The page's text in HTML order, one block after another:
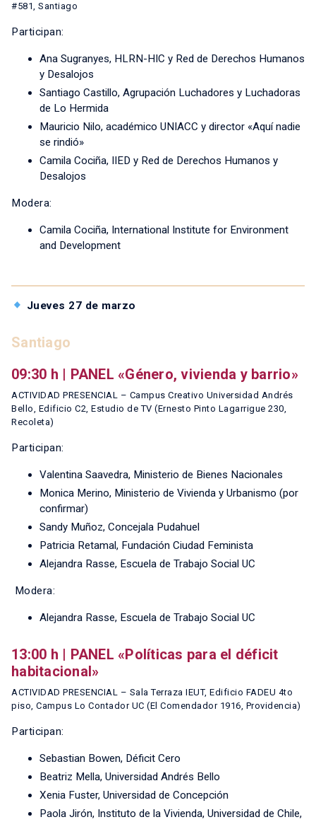
#581, Santiago
Participan:
Ana Sugranyes, HLRN-HIC y Red de Derechos Humanos
y Desalojos
Santiago Castillo, Agrupación Luchadores y Luchadoras
de Lo Hermida
Mauricio Nilo, académico UNIACC y director «Aquí nadie
se rindió»
Camila Cociña, IIED y Red de Derechos Humanos y
Desalojos
Modera:
Camila Cociña, International Institute for Environment
and Development
Jueves 27 de marzo
Santiago
09:30 h | PANEL «Género, vivienda y barrio»
ACTIVIDAD PRESENCIAL – Campus Creativo Universidad Andrés
Bello, Edificio C2, Estudio de TV (Ernesto Pinto Lagarrigue 230,
Recoleta)
Participan:
Valentina Saavedra, Ministerio de Bienes Nacionales
Monica Merino, Ministerio de Vivienda y Urbanismo (por
confirmar)
Sandy Muñoz, Concejala Pudahuel
Patricia Retamal, Fundación Ciudad Feminista
Alejandra Rasse, Escuela de Trabajo Social UC
Modera:
Alejandra Rasse, Escuela de Trabajo Social UC
13:00 h | PANEL «Políticas para el déficit
habitacional»
ACTIVIDAD PRESENCIAL – Sala Terraza IEUT, Edificio FADEU 4to
piso, Campus Lo Contador UC (El Comendador 1916, Providencia)
Participan:
Sebastian Bowen, Déficit Cero
Beatriz Mella, Universidad Andrés Bello
Xenia Fuster, Universidad de Concepción
Paola Jirón, Instituto de la Vivienda, Universidad de Chile,